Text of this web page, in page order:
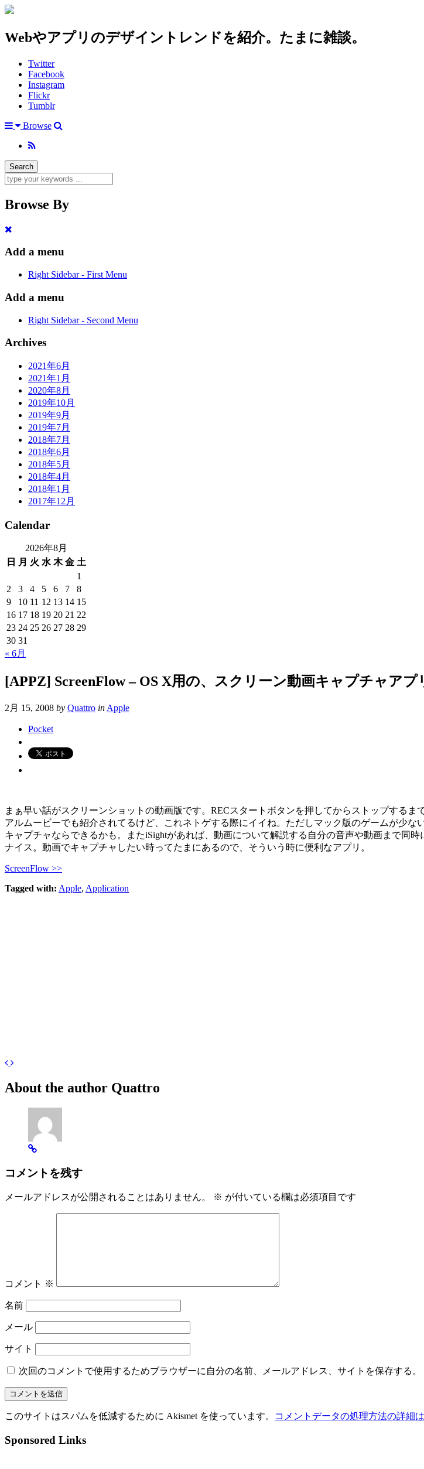
Webやアプリのデザイントレンドを紹介。たまに雑談。
Twitter
Facebook
Instagram
Flickr
Tumblr
Browse
Browse By
Add a menu
Right Sidebar - First Menu
Add a menu
Right Sidebar - Second Menu
Archives
2021年6月
2021年1月
2020年8月
2019年10月
2019年9月
2019年7月
2018年7月
2018年6月
2018年5月
2018年4月
2018年1月
2017年12月
Calendar
2026年8月
日
月 火 水 木 金 土
1
2
3 4 5 6 7
8
9
10 11 12 13 14 15
16 17 18 19 20 21 22
23 24 25 26 27 28 29
30 31
« 6月
[APPZ] ScreenFlow – OS X用の、スクリーン動画キャプチャアプ
2月 15, 2008 by Quattro in Apple
Pocket
まぁ早い話がスクリーンショットの動画版です。RECスタートボタンを押してからストップする
アルムービーでも紹介されてるけど、これネトゲする際にイイね。ただしマック版のゲームが少
キャプチャならできるかも。またiSightがあれば、動画について解説する自分の音声や動画まで同
ナイス。動画でキャプチャしたい時ってたまにあるので、そういう時に便利なアプリ。
ScreenFlow >>
Tagged with: Apple, Application
About the author Quattro
コメントを残す
メールアドレスが公開されることはありません。 ※ が付いている欄は必須項目です
コメント ※
名前
メール
サイト
次回のコメントで使用するためブラウザーに自分の名前、メールアドレス、サイトを保存する。
このサイトはスパムを低減するために Akismet を使っています。 コメントデータの処理方法の詳細
Sponsored Links